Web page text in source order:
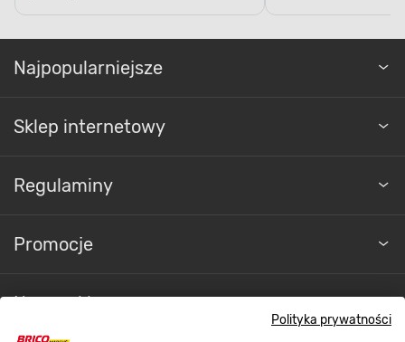
Polityka prywatności
Najpopularniejsze
Sklep internetowy
Regulaminy
Promocje
Nasze sklepy